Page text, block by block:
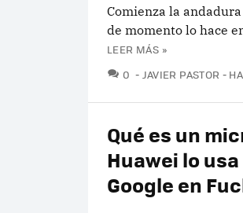
Comienza la
de momento lo hace
LEER MÁS »
0 COMENTARIOS
JAVIER PASTOR
Qué es un
Huawei lo
Google en